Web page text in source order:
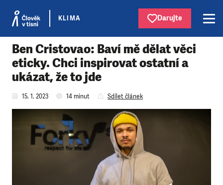
KLIMA Darujte
Ben Cristovao: Baví mě dělat věci
eticky. Chci inspirovat ostatní a
ukázat, že to jde
15. 1. 2023 14 minut Sdílet článek